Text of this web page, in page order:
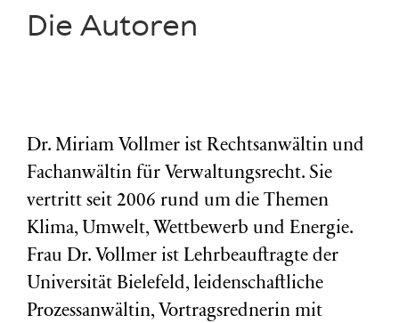
Die Autoren
Dr. Miriam Vollmer ist Rechtsanwältin und
Fachanwältin für Verwaltungsrecht. Sie
vertritt seit 2006 rund um die Themen
Klima, Umwelt, Wettbewerb und Energie.
Frau Dr. Vollmer ist Lehrbeauftragte der
Universität Bielefeld, leidenschaftliche
Prozessanwältin, Vortragsrednerin mit